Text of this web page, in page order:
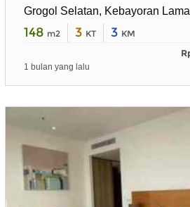
Grogol Selatan, Kebayoran
148 m2 3 KT 3 KM
1 bulan yang lalu